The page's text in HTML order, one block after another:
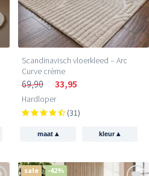
Scandinavisch vloerkleed – Arc
Curve crème
69,90 33,95
Hardloper
(31)
maat ▴ kleur▴
sale -42%